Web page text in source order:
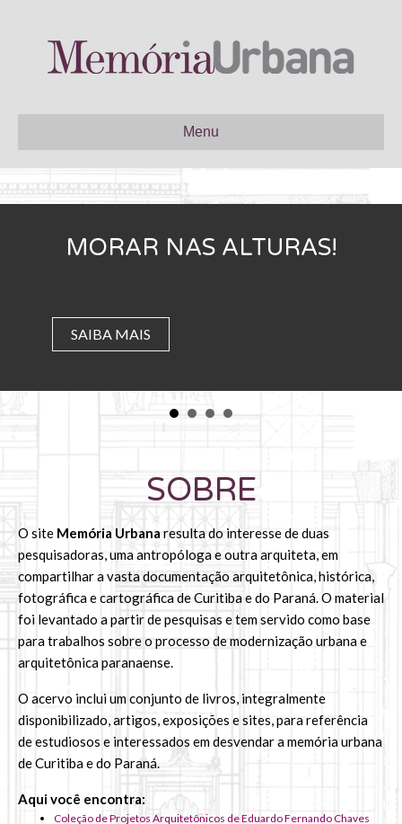
Menu
MORAR NAS ALTURAS!
SAIBA MAIS
SOBRE
O site Memória Urbana
resulta do interesse de duas
pesquisadoras, uma antropóloga e outra arquiteta, em
compartilhar a vasta documentação arquitetônica, histórica,
fotográfica e cartográfica de Curitiba e do Paraná. O material
foi levantado a partir de pesquisas e tem servido como base
para trabalhos sobre o processo de modernização urbana e
​O acervo inclui um conjunto de livros, integralmente
disponibilizado, artigos, exposições e sites, para referência
de estudiosos e interessados em desvendar a memória urbana
de Curitiba e do Paraná.
Aqui você encontra: